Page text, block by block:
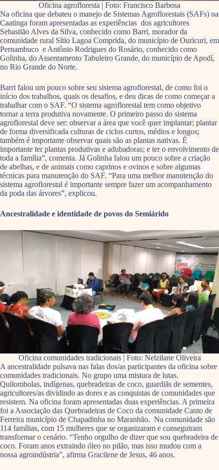
Oficina agrofloresta | Foto: Francisco Barbosa
Na oficina que debateu o manejo de Sistemas Agroflorestais (SAFs) na
Caatinga foram apresentadas as experiências dos agricultores
Sebastião Alves da Silva, conhecido como Barri, morador da
comunidade rural Sítio Lagoa Comprida, do município de Ouricuri, em
Pernambuco e Antônio Rodrigues do Rosário, conhecido como
Golinha, do Assentamento Tabuleiro Grande, do município de Apodí,
no Rio Grande do Norte.
Barri falou um pouco sobre seu sistema agroflorestal, de como foi o
início dos trabalhos, quais os desafios, e deu dicas de como começar a
trabalhar com o SAF. “O sistema agroflorestal tem como objetivo
tornar a terra produtiva novamente. O primeiro passo do sistema
agroflorestal deve ser: observar a área que você quer implantar; plantar
de forma diversificada culturas de ciclos curtos, médios e longos;
também é importante observar quais são as plantas nativas. É
importante ter plantas produtivas e adubadoras; e ter o envolvimento de
toda a família”, comenta. Já Golinha falou um pouco sobre a criação
de abelhas, e de animais como caprinos e ovinos e sobre algumas
técnicas para manutenção do SAF. “Para uma melhor manutenção do
sistema agroflorestal é importante sempre fazer um acompanhamento
da poda das árvores”, explicou.
Ancestralidade e identidade de povos do Semiárido
Oficina comunidades tradicionais | Foto: Nelzilane Oliveira
A ancestralidade pulsava nas falas dos/as participantes da oficina sobre
comunidades tradicionais. No grupo uma mistura de lutas.
Quilombolas, indígenas, quebradeiras de coco, guardiãs de sementes,
agricultores/as dividindo as dores e as conquistas de comunidades que
resistem. Na oficina foram apresentadas duas experiências. A primeira
foi a Associação das Quebradeiras de Coco da comunidade Canto de
Ferreira município de Chapadinha no Maranhão. Na comunidade são
114 famílias, com 15 mulheres que se organizaram e conseguiram
transformar o cenário. “Tenho orgulho de dizer que sou quebradeira de
coco. Foram anos extraindo óleo no pilão, mas isso mudou com a
nossa agroindústria”, afirma Gracilene de Jesus, 46 anos.